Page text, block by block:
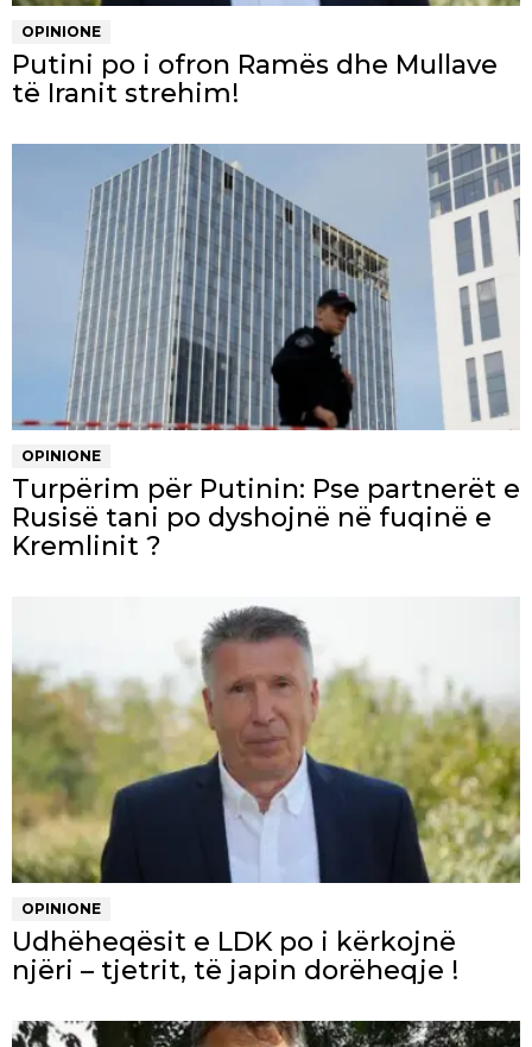
OPINIONE
Putini po i ofron Ramës dhe Mullave
të Iranit strehim!
OPINIONE
Turpërim për Putinin: Pse partnerët e
Rusisë tani po dyshojnë në fuqinë e
Kremlinit ?
OPINIONE
Udhëheqësit e LDK po i kërkojnë
njëri – tjetrit, të japin dorëheqje !